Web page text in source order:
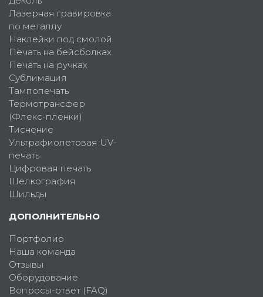
Лазерная гравировка
по металлу
Наклейки под смолой
Печать на бейсболках
Печать на ручках
Сублимация
Тампопечать
Термотрансфер
(Флекс-пленки)
Тиснение
Ультрафиолетовая UV-
печать
Цифровая печать
Шелкография
Шильды
ДОПОЛНИТЕЛЬНО
Портфолио
Наша команда
Отзывы
Оборудование
Вопросы-ответ (FAQ)